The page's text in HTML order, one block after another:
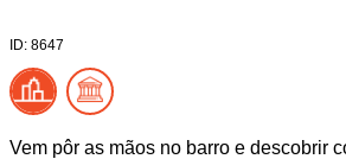
ID: 8647
Vem pôr as mãos no barro e descobrir